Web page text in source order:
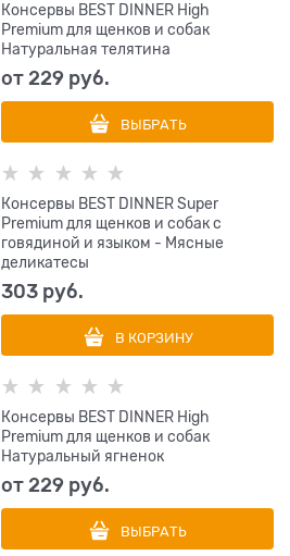
Консервы BEST DINNER High
Premium для щенков и собак
Натуральная телятина
от229 руб.
ВЫБРАТЬ
Консервы BEST DINNER Super
Premium для щенков и собак с
говядиной и языком - Мясные
деликатесы
303 руб.
В КОРЗИНУ
Консервы BEST DINNER High
Premium для щенков и собак
Натуральный ягненок
от229 руб.
ВЫБРАТЬ